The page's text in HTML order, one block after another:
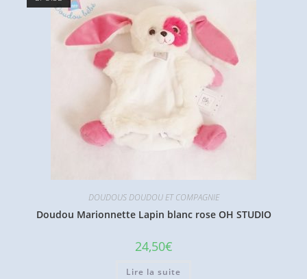
DOUDOUS DOUDOU ET COMPAGNIE
Doudou Marionnette Lapin blanc rose OH STUDIO
24,50€
Lire la suite